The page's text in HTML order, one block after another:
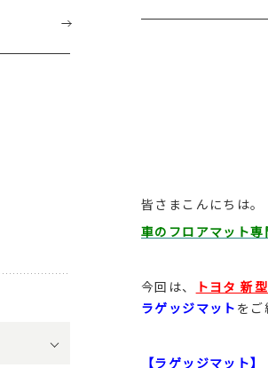
皆さまこんにちは。
車のフロアマット専
今回は、 トヨタ 新
ラゲッジマット をご
【ラゲッジマット】